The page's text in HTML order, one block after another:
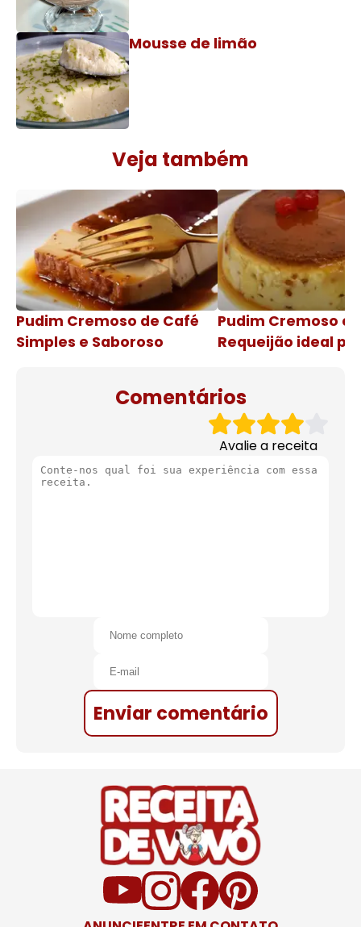
Mousse de limão
Veja também
Pudim Cremoso de Café
Simples e Saboroso
Pudim Cremoso
Requeijão ideal
Comentários
Avalie a receita
Enviar comentário